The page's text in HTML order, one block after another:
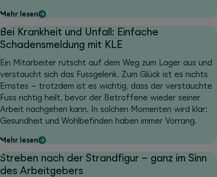
Mehr lesen
Bei Krankheit und Unfall: Einfache
Schadensmeldung mit KLE
Ein Mitarbeiter rutscht auf dem Weg zum Lager aus und
verstaucht sich das Fussgelenk. Zum Glück ist es nichts
Ernstes – trotzdem ist es wichtig, dass der verstauchte
Fuss richtig heilt, bevor der Betroffene wieder seiner
Arbeit nachgehen kann. In solchen Momenten wird klar:
Gesundheit und Wohlbefinden haben immer Vorrang.
Mehr lesen
Streben nach der Strandfigur – ganz im Sinn
des Arbeitgebers